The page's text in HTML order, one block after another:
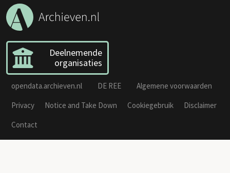
Deelnemende
organisaties
opendata.archieven.nl DE REE
Algemene voorwaarden
Privacy
Notice and Take Down Cookiegebruik
Disclaimer
Contact